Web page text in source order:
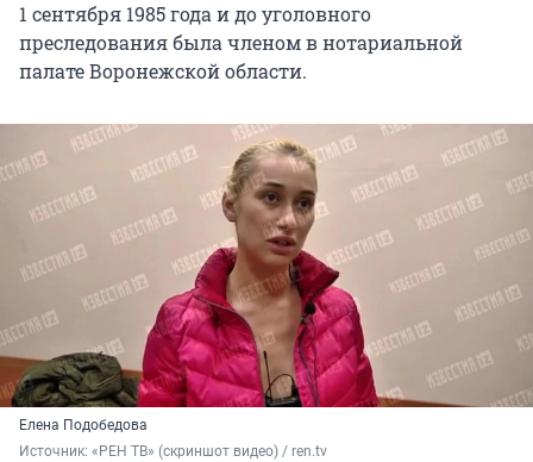
1 сентября 1985 года и до уголовного
преследования была членом в нотариальной
палате Воронежской области.
Елена Подобедова
Источник: «РЕН ТВ» (скриншот видео) / ren.tv